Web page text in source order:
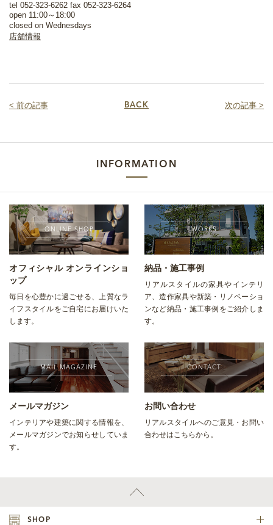
tel 052-323-6262 fax 052-323-6264
open 11:00～18:00
closed on Wednesdays
店舗情報
< 前の記事 次の記事 >
BACK
INFORMATION
ONLINE SHOP
オフィシャル オンラインショ
ップ
毎日を心豊かに過ごせる、上質なラ
イフスタイルをご自宅にお届けいた
します。
WORKS
納品・施工事例
リアルスタイルの家具やインテリ
ア、造作家具や新築・リノベーショ
ンなど納品・施工事例をご紹介しま
す。
MAIL MAGAZINE
メールマガジン
インテリアや建築に関する情報を、
メールマガジンでお知らせしていま
す。
CONTACT
お問い合わせ
リアルスタイルへのご意見・お問い
合わせはこちらから。
SHOP